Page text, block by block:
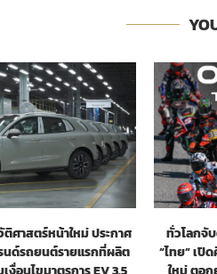
ติศาสตร์หน้าใหม่ ประกาศ
นด์รถยนต์รายแรกที่ผลิต
ทั่วโลกจั
“ไทย” เปิ